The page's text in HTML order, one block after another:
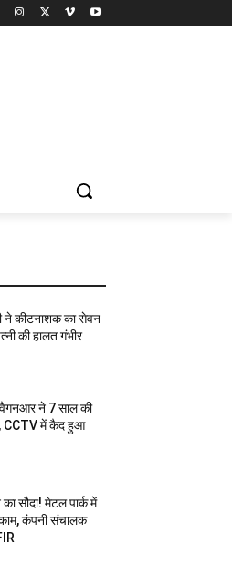
ने कीटनाशक का सेवन
की हालत गंभीर
वैगनआर ने 7 साल की
CCTV में कैद हुआ
सौदा! मेटल पार्क में
कंपनी संचालक